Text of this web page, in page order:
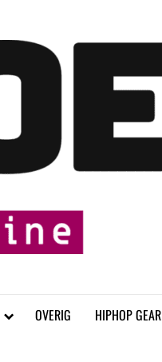
OVERIG HIPHOP GEAR